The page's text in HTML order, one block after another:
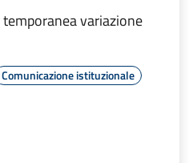
variazione
Comunicazione istituzionale